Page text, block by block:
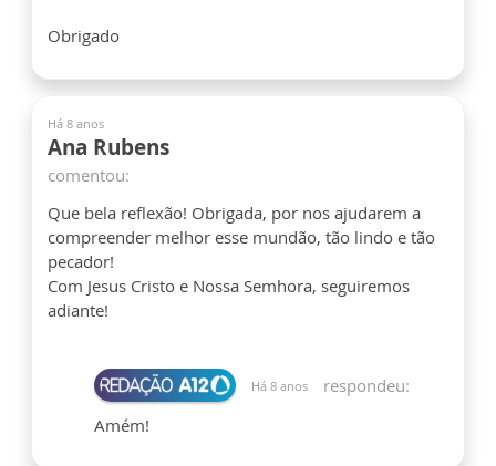
Obrigado
Há 8 anos
Ana Rubens
comentou:
Que bela reflexão! Obrigada, por nos ajudarem a
compreender melhor esse mundão, tão lindo e tão
pecador!
Com Jesus Cristo e Nossa Semhora, seguiremos
adiante!
Há 8 anos
respondeu:
Amém!